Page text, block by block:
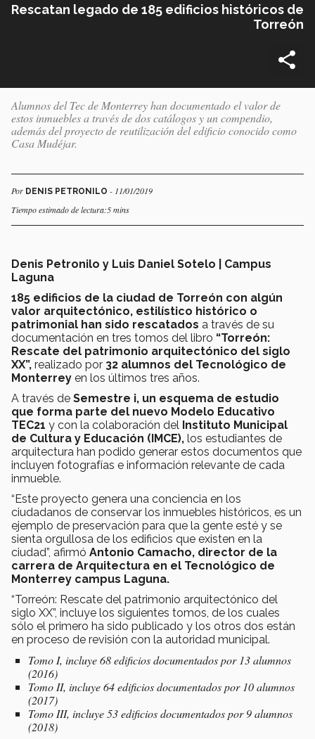
Rescatan legado de 185 edificios históricos de
Torreón
Alumnos del Tec de Monterrey han documentado el valor de
estos inmuebles a través de dos catálogos y un compendio,
además del proyecto de reutilización del edificio conocido como
Casa Mudéjar.
Por DENIS PETRONILO - 11/01/2019
Tiempo estimado de lectura:5 mins
Denis Petronilo y Luis Daniel Sotelo | Campus
Laguna
185 edificios de la ciudad de Torreón con algún
valor arquitectónico, estilístico histórico o
patrimonial han sido rescatados a través de su
documentación en tres tomos del libro “Torreón:
Rescate del patrimonio arquitectónico del siglo
XX”, realizado por 32 alumnos del Tecnológico de
Monterrey en los últimos tres años.
A través de Semestre i, un esquema de estudio
que forma parte del nuevo Modelo Educativo
TEC21 y con la colaboración del Instituto Municipal
de Cultura y Educación (IMCE), los estudiantes de
arquitectura han podido generar estos documentos que
incluyen fotografías e información relevante de cada
inmueble.
“Este proyecto genera una conciencia en los
ciudadanos de conservar los inmuebles históricos, es un
ejemplo de preservación para que la gente esté y se
sienta orgullosa de los edificios que existen en la
ciudad”, afirmó Antonio Camacho, director de la
carrera de Arquitectura en el Tecnológico de
Monterrey campus Laguna.
“Torreón: Rescate del patrimonio arquitectónico del
siglo XX”, incluye los siguientes tomos, de los cuales
sólo el primero ha sido publicado y los otros dos están
en proceso de revisión con la autoridad municipal.
Tomo I, incluye 68 edificios documentados por 13 alumnos
(2016)
Tomo II, incluye 64 edificios documentados por 10 alumnos
(2017)
Tomo III, incluye 53 edificios documentados por 9 alumnos
(2018)